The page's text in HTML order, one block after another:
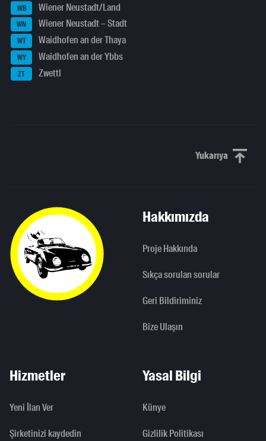
WB Wiener Neustadt/Land
WN Wiener Neustadt – Stadt
WT Waidhofen an der Thaya
WY Waidhofen an der Ybbs
ZT Zwettl
YukarıyaYukarı
Hakkımızda
Proje Hakkında
Sıkça sorulan sorular
Geri Bildiriminiz
Bize Ulaşın
Hizmetler
Yeni İlan Ver
Şirketinizi kaydedin
Yasal Bilgi
Künye
Gizlilik Politikası